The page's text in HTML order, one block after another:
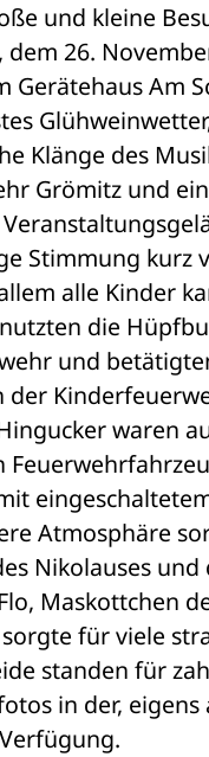
und kleine
dem 26.
Gerätehaus Am
Klänge des
Grömitz und
Stimmung kurz
alle Kinder
die
und
der
waren
Atmosphäre
Nikolauses und
Maskottchen
für viele
standen für
in der,